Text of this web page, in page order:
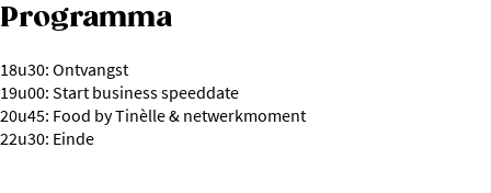
Programma
18u30: Ontvangst
19u00: Start business speeddate
20u45: Food by Tinèlle & netwerkmoment
22u30: Einde